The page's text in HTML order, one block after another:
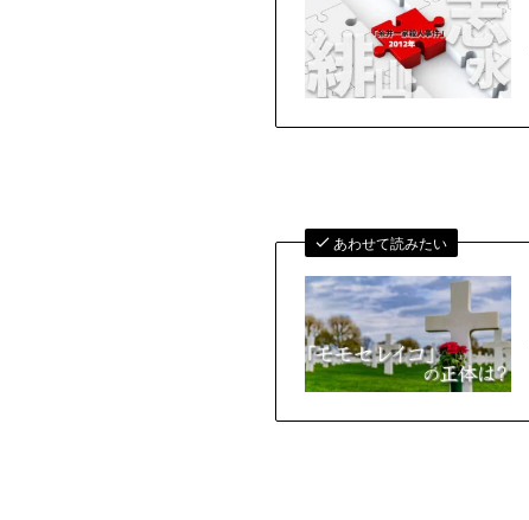
あわせて読みたい